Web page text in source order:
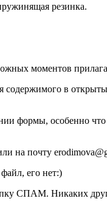
резинка.
моментов
содержимого в
формы, особенно что
на почту
его нет:)
СПАМ. Никаких